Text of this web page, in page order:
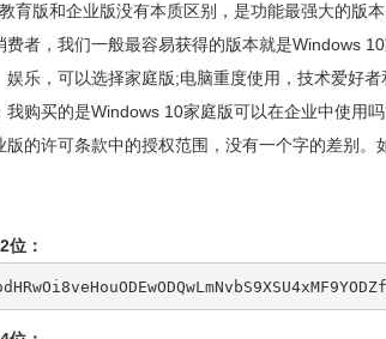
育版和企业版没有本质区别，是功能最强大的版本
费者，我们一般最容易获得的版本就是Windows
乐，可以选择家庭版;电脑重度使用，技术爱好者
我购买的是Windows 10家庭版可以在企业中使用
版的许可条款中的授权范围，没有一个字的差别
位：